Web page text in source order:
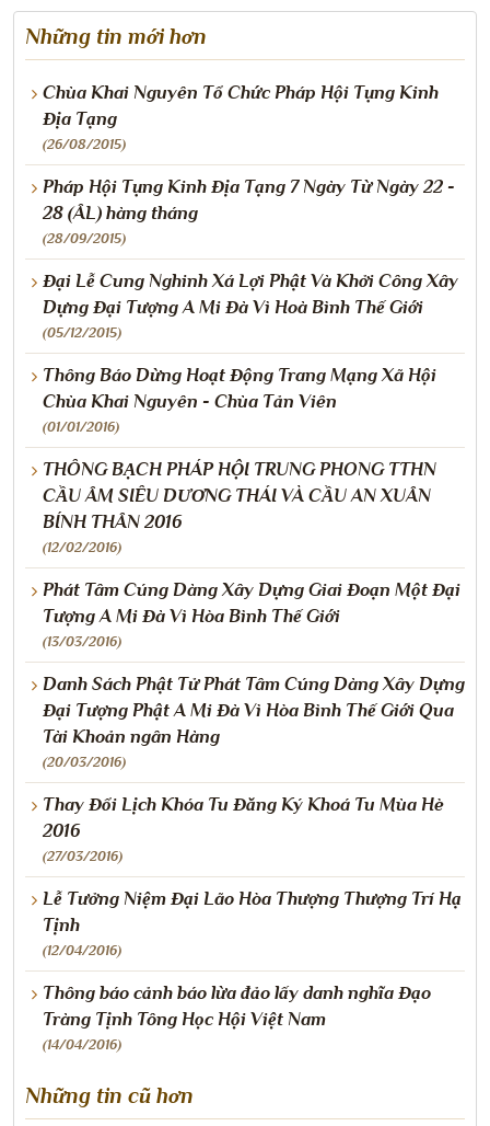
Những tin mới hơn
Chùa Khai Nguyên Tổ Chức Pháp Hội Tụng Kinh
Địa Tạng
(26/08/2015)
Pháp Hội Tụng Kinh Địa Tạng 7 Ngày Từ Ngày 22 -
28 (ÂL) hàng tháng
(28/09/2015)
Đại Lễ Cung Nghinh Xá Lợi Phật Và Khởi Công Xây
Dựng Đại Tượng A Mi Đà Vì Hoà Bình Thế Giới
(05/12/2015)
Thông Báo Dừng Hoạt Động Trang Mạng Xã Hội
Chùa Khai Nguyên - Chùa Tản Viên
(01/01/2016)
THÔNG BẠCH PHÁP HỘI TRUNG PHONG TTHN
CẦU ÂM SIÊU DƯƠNG THÁI VÀ CẦU AN XUÂN
BÍNH THÂN 2016
(12/02/2016)
Phát Tâm Cúng Dàng Xây Dựng Giai Đoạn Một Đại
Tượng A Mi Đà Vì Hòa Bình Thế Giới
(13/03/2016)
Danh Sách Phật Tử Phát Tâm Cúng Dàng Xây Dựng
Đại Tượng Phật A Mi Đà Vì Hòa Bình Thế Giới Qua
Tài Khoản ngân Hàng
(20/03/2016)
Thay Đổi Lịch Khóa Tu Đăng Ký Khoá Tu Mùa Hè
2016
(27/03/2016)
Lễ Tưởng Niệm Đại Lão Hòa Thượng Thượng Trí Hạ
Tịnh
(12/04/2016)
Thông báo cảnh báo lừa đảo lấy danh nghĩa Đạo
Tràng Tịnh Tông Học Hội Việt Nam
(14/04/2016)
Những tin cũ hơn